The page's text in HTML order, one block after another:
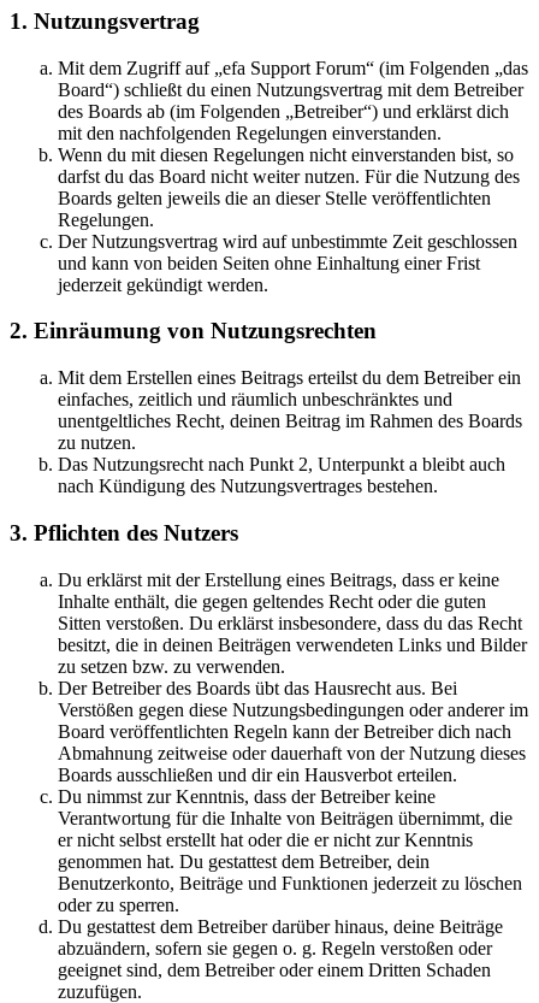
1. Nutzungsvertrag
Mit dem Zugriff auf „efa Support Forum“ (im Folgenden „das
Board“) schließt du einen Nutzungsvertrag mit dem Betreiber
des Boards ab (im Folgenden „Betreiber“) und erklärst dich
mit den nachfolgenden Regelungen einverstanden.
Wenn du mit diesen Regelungen nicht einverstanden bist, so
darfst du das Board nicht weiter nutzen. Für die Nutzung des
Boards gelten jeweils die an dieser Stelle veröffentlichten
Regelungen.
Der Nutzungsvertrag wird auf unbestimmte Zeit geschlossen
und kann von beiden Seiten ohne Einhaltung einer Frist
jederzeit gekündigt werden.
2. Einräumung von Nutzungsrechten
Mit dem Erstellen eines Beitrags erteilst du dem Betreiber ein
einfaches, zeitlich und räumlich unbeschränktes und
unentgeltliches Recht, deinen Beitrag im Rahmen des Boards
zu nutzen.
Das Nutzungsrecht nach Punkt 2, Unterpunkt a bleibt auch
nach Kündigung des Nutzungsvertrages bestehen.
3. Pflichten des Nutzers
Du erklärst mit der Erstellung eines Beitrags, dass er keine
Inhalte enthält, die gegen geltendes Recht oder die guten
Sitten verstoßen. Du erklärst insbesondere, dass du das Recht
besitzt, die in deinen Beiträgen verwendeten Links und Bilder
zu setzen bzw. zu verwenden.
Der Betreiber des Boards übt das Hausrecht aus. Bei
Verstößen gegen diese Nutzungsbedingungen oder anderer im
Board veröffentlichten Regeln kann der Betreiber dich nach
Abmahnung zeitweise oder dauerhaft von der Nutzung dieses
Boards ausschließen und dir ein Hausverbot erteilen.
Du nimmst zur Kenntnis, dass der Betreiber keine
Verantwortung für die Inhalte von Beiträgen übernimmt, die
er nicht selbst erstellt hat oder die er nicht zur Kenntnis
genommen hat. Du gestattest dem Betreiber, dein
Benutzerkonto, Beiträge und Funktionen jederzeit zu löschen
oder zu sperren.
Du gestattest dem Betreiber darüber hinaus, deine Beiträge
abzuändern, sofern sie gegen o. g. Regeln verstoßen oder
geeignet sind, dem Betreiber oder einem Dritten Schaden
zuzufügen.